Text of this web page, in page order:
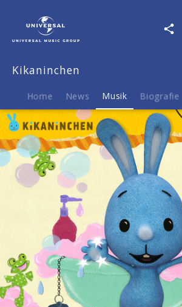
munter
Kikaninchen
Home News Musik Biografie